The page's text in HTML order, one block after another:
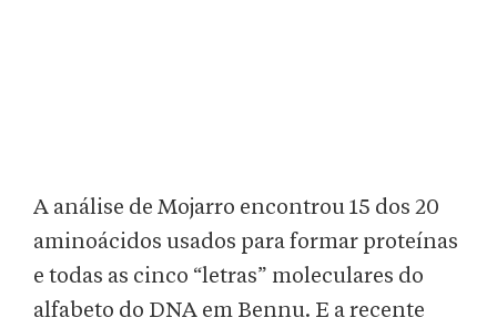
A análise de Mojarro encontrou 15 dos 20
aminoácidos usados para formar proteínas
e todas as cinco “letras” moleculares do
alfabeto do DNA em Bennu. E a recente